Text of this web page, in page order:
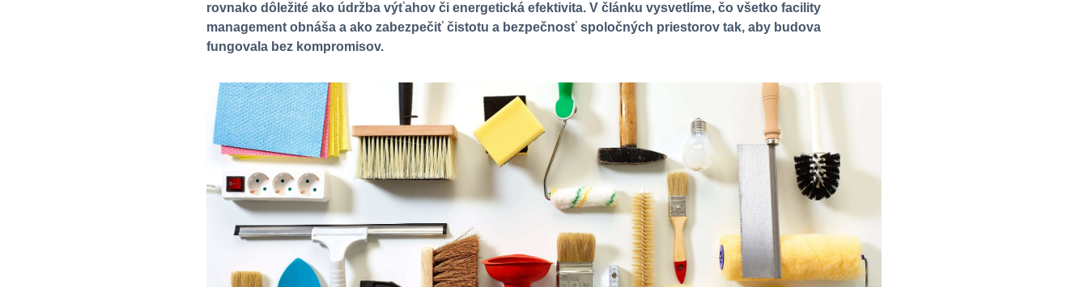
rovnako dôležité ako údržba výťahov či energetická efektivita. V článku vysvetlíme, čo všetko facility
management obnáša a ako zabezpečiť čistotu a bezpečnosť spoločných priestorov tak, aby budova
fungovala bez kompromisov.